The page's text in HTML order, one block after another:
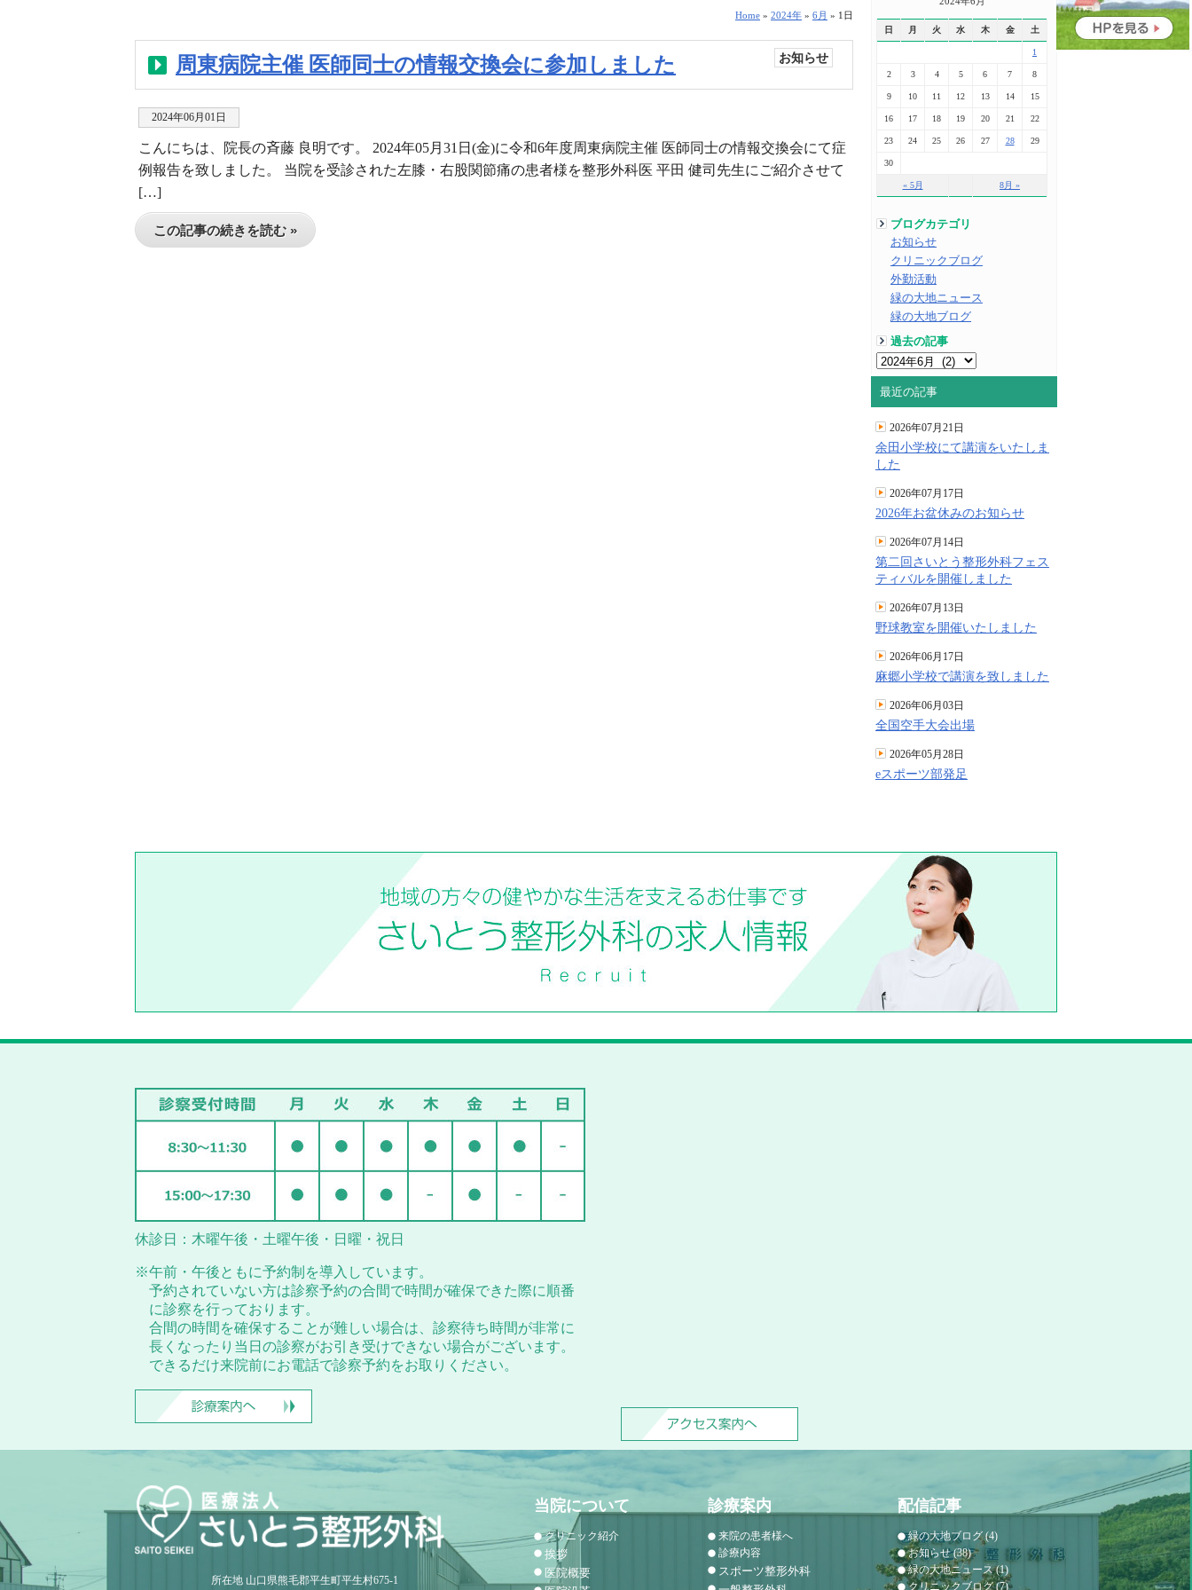
日 月 火 水 木 金 土
« 5月 8月 »
1
2 3 4 5 6 7 8
9 10 11 12 13 14 15
16 17 18 19 20 21 22
23 24 25 26 27 28 29
30
ブログカテゴリ
お知らせ
クリニックブログ
外勤活動
緑の大地ニュース
緑の大地ブログ
過去の記事
最近の記事
2026年07月21日
余田小学校にて講演をいたしま
した
2026年07月17日
2026年お盆休みのお知らせ
2026年07月14日
第二回さいとう整形外科フェス
ティバルを開催しました
2026年07月13日
野球教室を開催いたしました
2026年06月17日
麻郷小学校で講演を致しました
2026年06月03日
全国空手大会出場
2026年05月28日
eスポーツ部発足
Home » 2024年 » 6月 » 1日
周東病院主催 医師同士の情報交換会に参加しました お知らせ
2024年06月01日
こんにちは、院長の斉藤 良明です。 2024年05月31日(金)に令和6年度周東病院主催 医師同士の情報交換会にて症
例報告を致しました。 当院を受診された左膝・右股関節痛の患者様を整形外科医 平田 健司先生にご紹介させて
[…]
この記事の続きを読む »
休診日：木曜午後・土曜午後・日曜・祝日
※午前・午後ともに予約制を導入しています。
予約されていない方は診察予約の合間で時間が確保できた際に順番
に診察を行っております。
合間の時間を確保することが難しい場合は、診察待ち時間が非常に
長くなったり当日の診察がお引き受けできない場合がございます。
できるだけ来院前にお電話で診察予約をお取りください。
所在地 山口県熊毛郡平生町平生村675-1
当院について
クリニック紹介
挨拶
医院概要
診療案内
来院の患者様へ
診療内容
スポーツ整形外科
配信記事
緑の大地ブログ(4)
お知らせ(38)
緑の大地ニュース(1)
クリニックブログ(7)